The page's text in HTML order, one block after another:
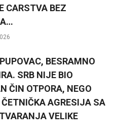
CARSTVA BEZ
BESRAMNO
SRB NIJE BIO
ČIN OTPORA, NEGO
AGRESIJA SA
VELIKE